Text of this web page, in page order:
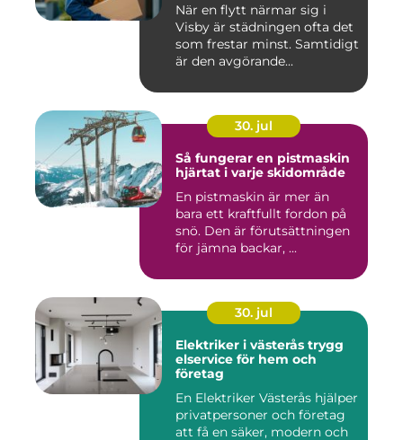
När en flytt närmar sig i
Visby är städningen ofta det
som frestar minst. Samtidigt
är den avgörande...
30. jul
Så fungerar en pistmaskin
hjärtat i varje skidområde
En pistmaskin är mer än
bara ett kraftfullt fordon på
snö. Den är förutsättningen
för jämna backar, ...
30. jul
Elektriker i västerås trygg
elservice för hem och
företag
En Elektriker Västerås hjälper
privatpersoner och företag
att få en säker, modern och